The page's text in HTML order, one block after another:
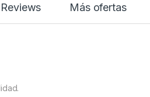
Reviews Más ofertas